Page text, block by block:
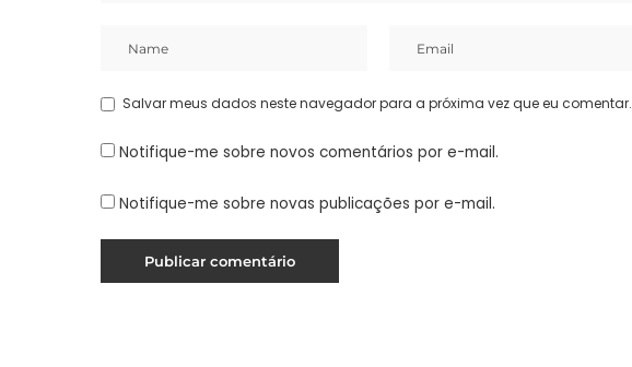
Salvar meus dados neste navegador para a próxima vez que eu comentar.
Notifique-me sobre novos comentários por e-mail.
Notifique-me sobre novas publicações por e-mail.